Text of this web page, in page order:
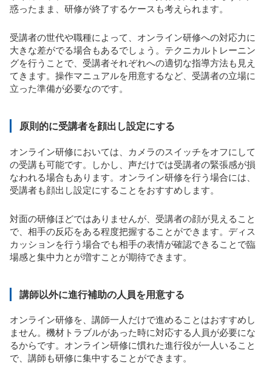
惑ったまま、研修が終了するケースも考えられます。
受講者の世代や職種によって、オンライン研修への対応力に
大きな差がでる場合もあるでしょう。テクニカルトレーニン
グを行うことで、受講者それぞれへの適切な指導方法も見え
てきます。操作マニュアルを用意するなど、受講者の立場に
立った準備が必要なのです。
原則的に受講者を顔出し設定にする
オンライン研修においては、カメラのスイッチをオフにして
の受講も可能です。しかし、声だけでは受講者の緊張感が損
なわれる場合もあります。オンライン研修を行う場合には、
受講者も顔出し設定にすることをおすすめします。
対面の研修ほどではありませんが、受講者の顔が見えること
で、相手の反応をある程度把握することができます。ディス
カッションを行う場合でも相手の表情が確認できることで臨
場感と集中力とが増すことが期待できます。
講師以外に進行補助の人員を用意する
オンライン研修を、講師一人だけで進めることはおすすめし
ません。機材トラブルがあった時に対応する人員が必要にな
るからです。オンライン研修に慣れた進行役が一人いること
で、講師も研修に集中することができます。